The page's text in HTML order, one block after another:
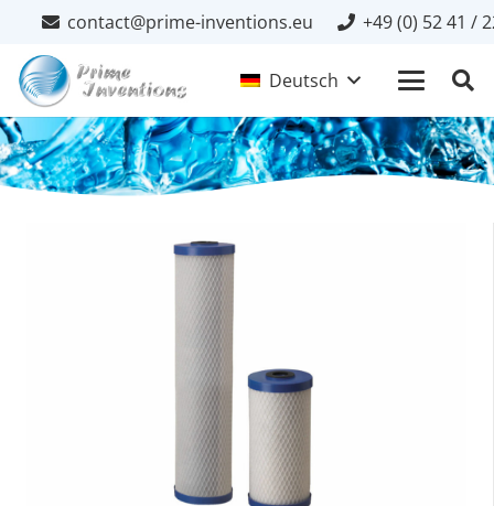
contact@prime-inventions.eu +49 (0) 52 41 /
Deutsch